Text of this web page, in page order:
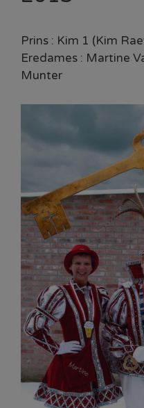
Prins : Kim 1 (Kim
Eredames : Martine
Munter